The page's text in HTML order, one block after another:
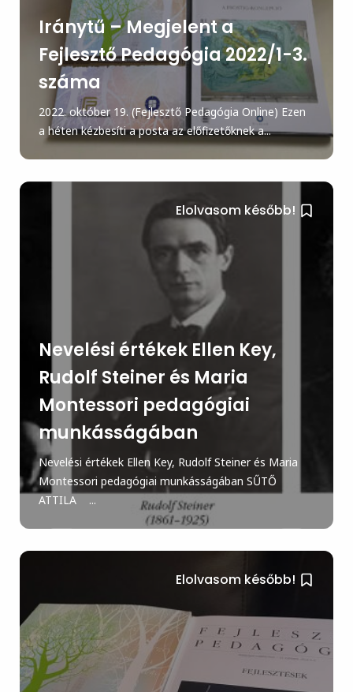
Iránytű – Megjelent a
Fejlesztő Pedagógia 2022/1-3.
száma
2022. október 19. (Fejlesztő Pedagógia Online) Ezen
a héten kézbesíti a posta az előfizetőknek a...
Elolvasom később!
Nevelési értékek Ellen Key,
Rudolf Steiner és Maria
Montessori pedagógiai
munkásságában
Nevelési értékek Ellen Key, Rudolf Steiner és Maria
Montessori pedagógiai munkásságában SŰTŐ
ATTILA ...
Elolvasom később!